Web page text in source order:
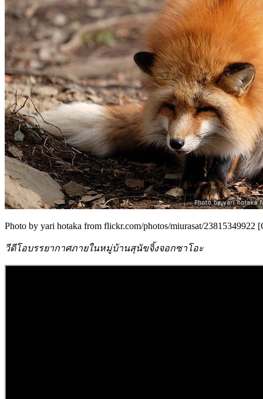
Photo by yari hotaka from flickr.com/photos/miurasat/23815349922
วีดีโอบรรยากาศภายในหมู่บ้านสุนัขจิ้งจอกซาโอะ